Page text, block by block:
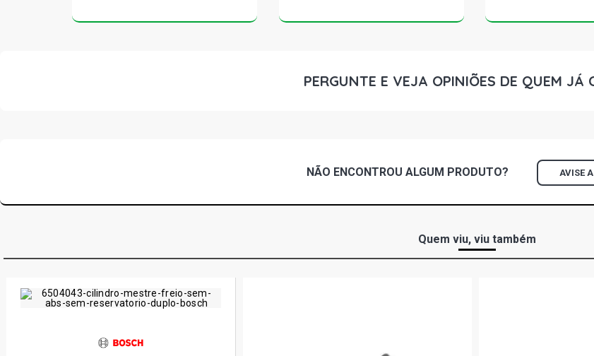
PERGUNTE E VEJA OPINIÕES DE QUEM JÁ
NÃO ENCONTROU ALGUM PRODUTO? AVISE
Quem viu, viu também